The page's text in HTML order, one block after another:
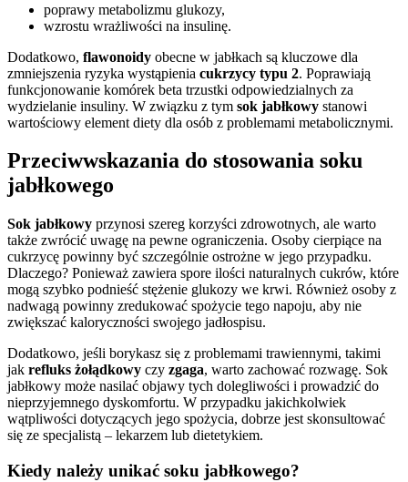
poprawy metabolizmu glukozy,
wzrostu wrażliwości na insulinę.
Dodatkowo, flawonoidy obecne w jabłkach są kluczowe dla
zmniejszenia ryzyka wystąpienia cukrzycy typu 2. Poprawiają
funkcjonowanie komórek beta trzustki odpowiedzialnych za
wydzielanie insuliny. W związku z tym sok jabłkowy stanowi
wartościowy element diety dla osób z problemami metabolicznymi.
Przeciwwskazania do stosowania soku
jabłkowego
Sok jabłkowy przynosi szereg korzyści zdrowotnych, ale warto
także zwrócić uwagę na pewne ograniczenia. Osoby cierpiące na
cukrzycę powinny być szczególnie ostrożne w jego przypadku.
Dlaczego? Ponieważ zawiera spore ilości naturalnych cukrów, które
mogą szybko podnieść stężenie glukozy we krwi. Również osoby z
nadwagą powinny zredukować spożycie tego napoju, aby nie
zwiększać kaloryczności swojego jadłospisu.
Dodatkowo, jeśli borykasz się z problemami trawiennymi, takimi
jak refluks żołądkowy czy zgaga, warto zachować rozwagę. Sok
jabłkowy może nasilać objawy tych dolegliwości i prowadzić do
nieprzyjemnego dyskomfortu. W przypadku jakichkolwiek
wątpliwości dotyczących jego spożycia, dobrze jest skonsultować
się ze specjalistą – lekarzem lub dietetykiem.
Kiedy należy unikać soku jabłkowego?